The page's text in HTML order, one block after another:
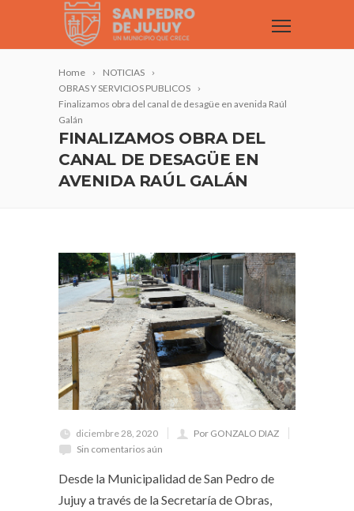
Home
NOTICIAS
OBRAS Y SERVICIOS PUBLICOS
Finalizamos obra del canal de desagüe en avenida Raúl
Galán
FINALIZAMOS OBRA DEL
CANAL DE DESAGÜE EN
AVENIDA RAÚL GALÁN
diciembre 28, 2020
Por GONZALO DIAZ
Sin comentarios aún
Desde la Municipalidad de San Pedro de
Jujuy a través de la Secretaría de Obras,